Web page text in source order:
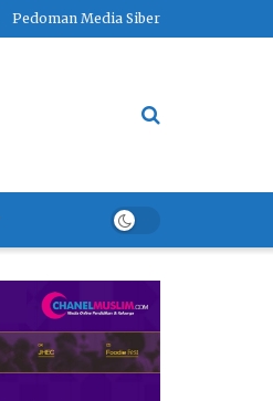
Pedoman Media Siber